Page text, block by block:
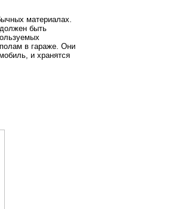
материалах.
быть
в гараже. Они
и хранятся